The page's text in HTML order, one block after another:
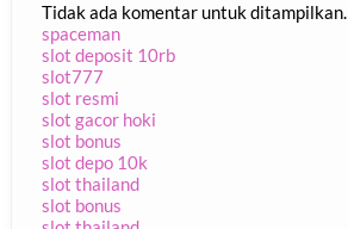
Tidak ada komentar untuk ditampilkan.
spaceman
slot deposit 10rb
slot777
slot resmi
slot gacor hoki
slot bonus
slot depo 10k
slot thailand
slot bonus